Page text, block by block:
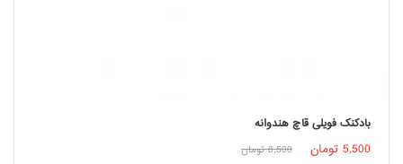
بادکنک فویلی قاچ هندوانه
5,500 تومان 8,500 تومان